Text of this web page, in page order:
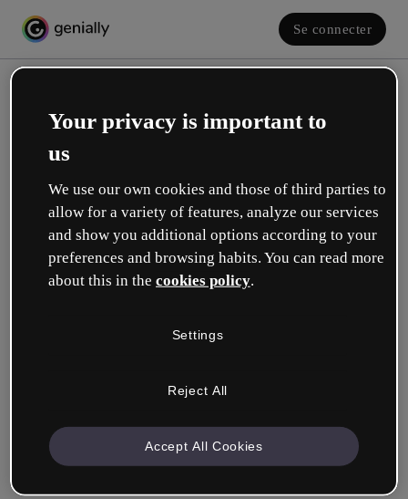
Se connecter
Créez votre compte gratuit !
Votre rôle se rapproche plus de celui de :
Société & Professionnels
un autre domaine.
Your privacy is important to
us
We use our own cookies and those of third parties to
allow for a variety of features, analyze our services
and show you additional options according to your
preferences and browsing habits. You can read more
about this in the cookies policy.
Settings
Reject All
Accept All Cookies